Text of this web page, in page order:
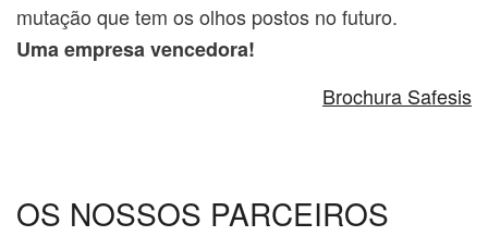
mutação que tem os olhos postos no futuro.
Uma empresa vencedora!
Brochura Safesis
OS NOSSOS PARCEIROS